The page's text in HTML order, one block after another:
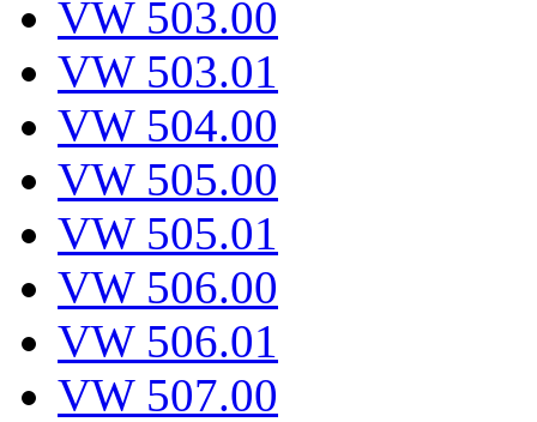
VW 503.00
VW 503.01
VW 504.00
VW 505.00
VW 505.01
VW 506.00
VW 506.01
VW 507.00